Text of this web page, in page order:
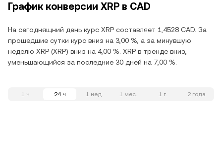
График конверсии XRP в CAD
На сегоднящний день курс XRP составляет 1,4528 CAD. За
прошедшие сутки курс вниз на 3,00 %, а за минувшую
неделю XRP (XRP) вниз на 4,00 %. XRP в тренде вниз,
уменьшающийся за последние 30 дней на 7,00 %.
1 ч 24 ч 1 нед. 1 мес. 1 г. 2 года